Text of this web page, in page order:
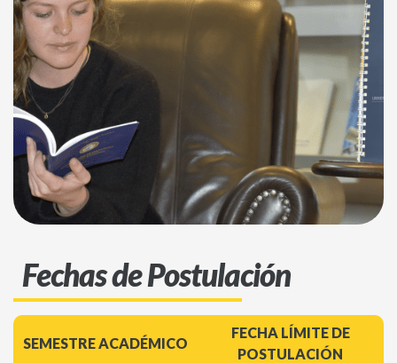
Fechas de Postulación
SEMESTRE ACADÉMICO
FECHA LÍMITE DE
POSTULACIÓN